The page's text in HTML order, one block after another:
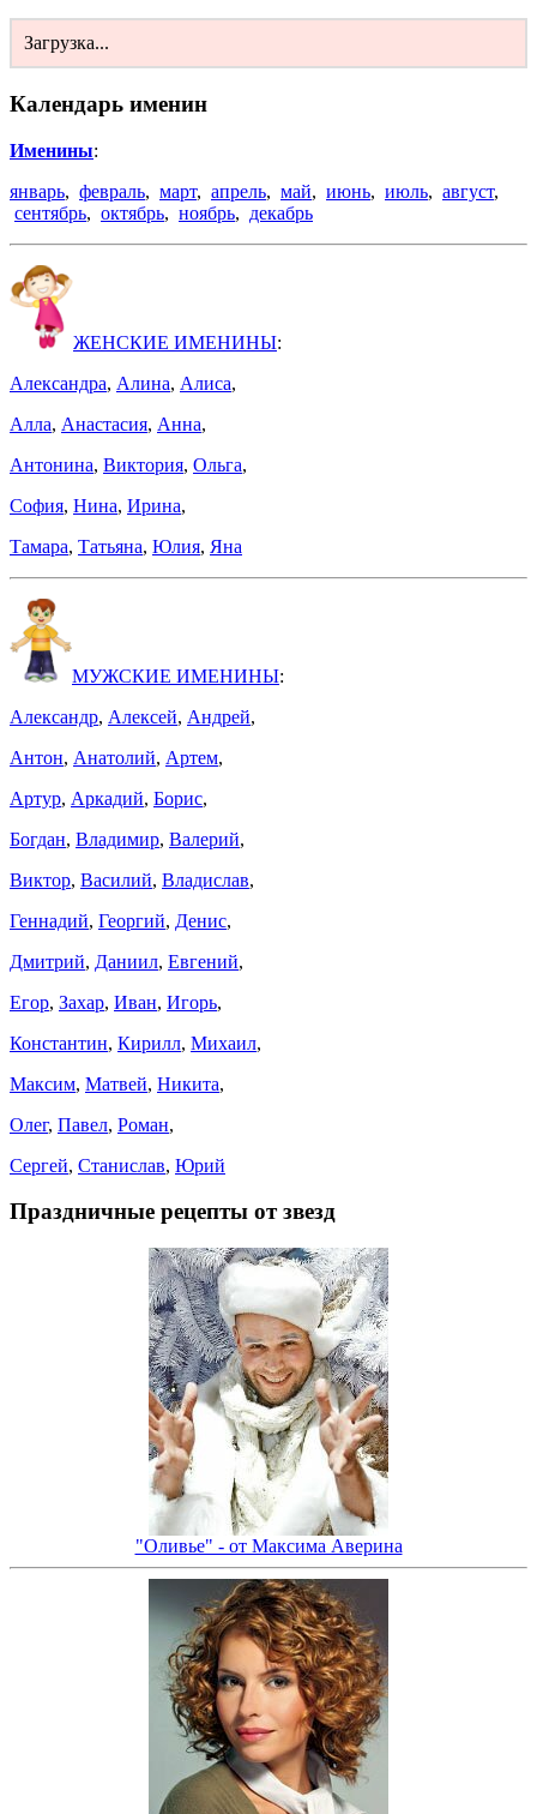
Загрузка...
Календарь именин
Именины:
январь, февраль, март, апрель, май, июнь, июль, август,
сентябрь, октябрь, ноябрь, декабрь
ЖЕНСКИЕ ИМЕНИНЫ:
Александра, Алина, Алиса,
Алла, Анастасия, Анна,
Антонина, Виктория, Ольга,
София, Нина, Ирина,
Тамара, Татьяна, Юлия, Яна
МУЖСКИЕ ИМЕНИНЫ:
Александр, Алексей, Андрей,
Антон, Анатолий, Артем,
Артур, Аркадий, Борис,
Богдан, Владимир, Валерий,
Виктор, Василий, Владислав,
Геннадий, Георгий, Денис,
Дмитрий, Даниил, Евгений,
Егор, Захар, Иван, Игорь,
Константин, Кирилл, Михаил,
Максим, Матвей, Никита,
Олег, Павел, Роман,
Сергей, Станислав, Юрий
Праздничные рецепты от звезд
"Оливье" - от Максима Аверина